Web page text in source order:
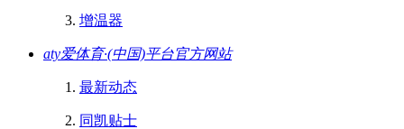
增温器
aty爱体育·(中国)平台官方网站
最新动态
同凯贴士